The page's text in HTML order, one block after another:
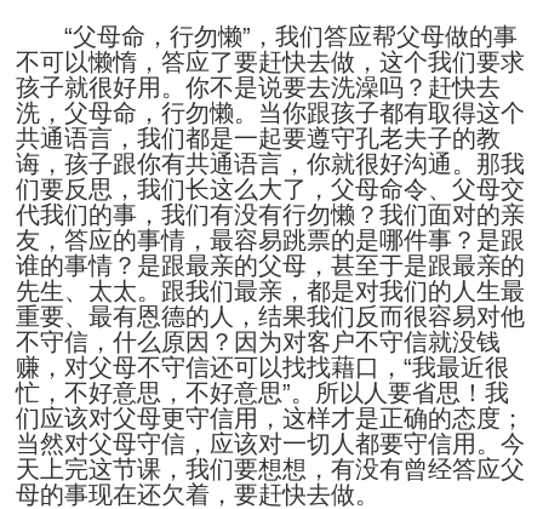
“父母命，行勿懒”，我们答应帮父母做的事
不可以懒惰，答应了要赶快去做，这个我们要求
孩子就很好用。你不是说要去洗澡吗？赶快去
洗，父母命，行勿懒。当你跟孩子都有取得这个
共通语言，我们都是一起要遵守孔老夫子的教
诲，孩子跟你有共通语言，你就很好沟通。那我
们要反思，我们长这么大了，父母命令、父母交
代我们的事，我们有没有行勿懒？我们面对的亲
友，答应的事情，最容易跳票的是哪件事？是跟
谁的事情？是跟最亲的父母，甚至于是跟最亲的
先生、太太。跟我们最亲，都是对我们的人生最
重要、最有恩德的人，结果我们反而很容易对他
不守信，什么原因？因为对客户不守信就没钱
赚，对父母不守信还可以找找藉口，“我最近很
忙，不好意思，不好意思”。所以人要省思！我
们应该对父母更守信用，这样才是正确的态度；
当然对父母守信，应该对一切人都要守信用。今
天上完这节课，我们要想想，有没有曾经答应父
母的事现在还欠着，要赶快去做。